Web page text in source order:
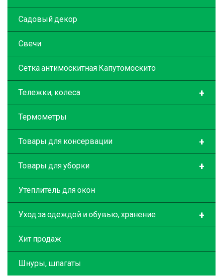
Садовый декор
Свечи
Сетка антимоскитная Капутомоскито
+
Тележки, колеса
Термометры
+
Товары для консервации
+
Товары для уборки
Утеплитель для окон
+
Уход за одеждой и обувью, хранение
Хит продаж
Шнуры, шпагаты